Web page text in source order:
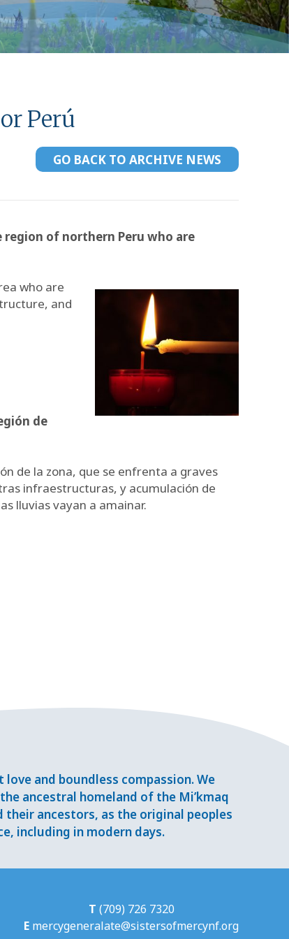
Perú
GO BACK TO ARCHIVE NEWS
of northern Peru who are
who are
and
de
de la zona, que se enfrenta a graves
infraestructuras, y acumulación de
lluvias vayan a amainar.
and boundless compassion. We
ancestral homeland of the Mi’kmaq
ancestors, as the original peoples
including in modern days.
T (709) 726 7320
E mercygeneralate@sistersofmercynf.org